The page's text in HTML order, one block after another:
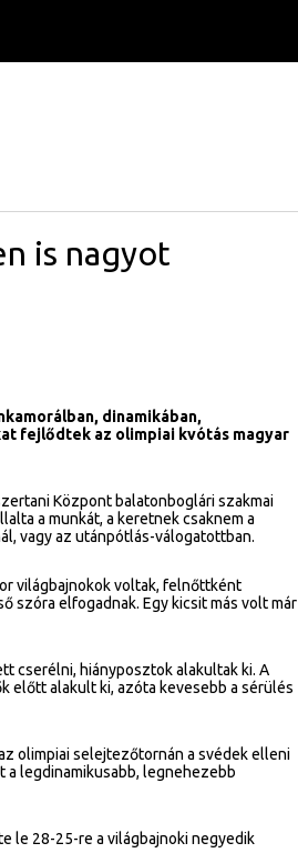
is nagyot
dinamikában,
fejlődtek az olimpiai kvótás magyar
Központ balatonboglári szakmai
a munkát, a keretnek csaknem a
vagy az utánpótlás-válogatottban.
világbajnokok voltak, felnőttként
szóra elfogadnak. Egy kicsit más volt már
cserélni, hiányposztok alakultak ki. A
előtt alakult ki, azóta kevesebb a sérülés
olimpiai selejtezőtornán a svédek elleni
a legdinamikusabb, legnehezebb
le 28-25-re a világbajnoki negyedik